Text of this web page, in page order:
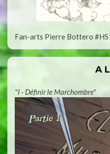
Fan-arts Pierre Bottero
A
"I - Définir le Marchombre"